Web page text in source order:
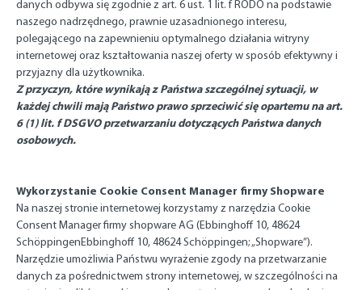
danych odbywa się zgodnie z art. 6 ust. 1 lit. f RODO na podstawie
naszego nadrzędnego, prawnie uzasadnionego interesu,
polegającego na zapewnieniu optymalnego działania witryny
internetowej oraz kształtowania naszej oferty w sposób efektywny i
przyjazny dla użytkownika.
Z przyczyn, które wynikają z Państwa szczególnej sytuacji, w
każdej chwili mają Państwo prawo sprzeciwić się opartemu na art.
6 (1) lit. f DSGVO przetwarzaniu dotyczących Państwa danych
osobowych.
Wykorzystanie Cookie Consent Manager firmy Shopware
Na naszej stronie internetowej korzystamy z narzędzia Cookie
Consent Manager firmy shopware AG (Ebbinghoff 10, 48624
SchöppingenEbbinghoff 10, 48624 Schöppingen; „Shopware”).
Narzędzie umożliwia Państwu wyrażenie zgody na przetwarzanie
danych za pośrednictwem strony internetowej, w szczególności na